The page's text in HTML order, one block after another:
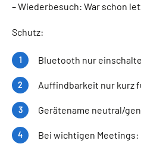
– Wiederbesuch: War schon
Schutz:
Bluetooth nur
Auffindbarkeit nur kurz
Gerätename neutral/
Bei wichtigen Meetings: